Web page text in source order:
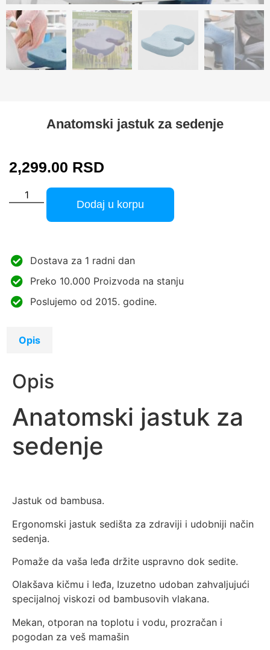
Anatomski jastuk za sedenje
2,299.00 RSD
Dodaj u korpu
Dostava za 1 radni dan
Preko 10.000 Proizvoda na stanju
Poslujemo od 2015. godine.
Opis
Opis
Anatomski jastuk za
sedenje
Jastuk od bambusa.
Ergonomski jastuk sedišta za zdraviji i udobniji način
sedenja.
Pomaže da vaša leđa držite uspravno dok sedite.
Olakšava kičmu i leđa, Izuzetno udoban zahvaljujući
specijalnoj viskozi od bambusovih vlakana.
Mekan, otporan na toplotu i vodu, prozračan i
pogodan za veš mamašin